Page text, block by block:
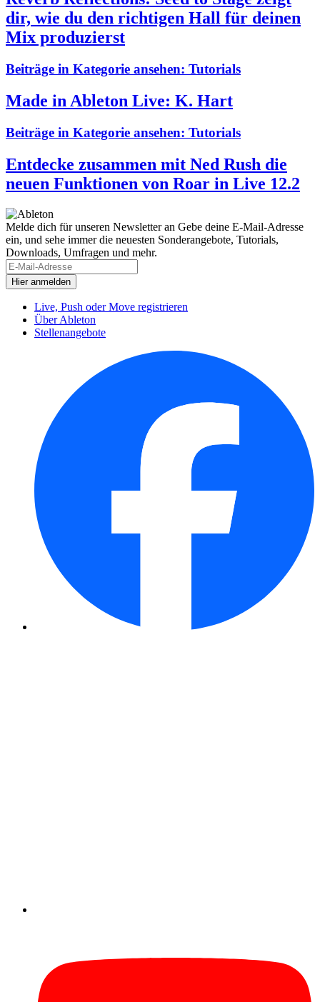
dir, wie du den richtigen Hall für deinen
Mix produzierst
Beiträge in Kategorie ansehen: Tutorials
Made in Ableton Live: K. Hart
Beiträge in Kategorie ansehen: Tutorials
Entdecke zusammen mit Ned Rush die
neuen Funktionen von Roar in Live 12.2
Melde dich für unseren Newsletter an Gebe deine E-Mail-Adresse
ein, und sehe immer die neuesten Sonderangebote, Tutorials,
Downloads, Umfragen und mehr.
Live, Push oder Move registrieren
Über Ableton
Stellenangebote